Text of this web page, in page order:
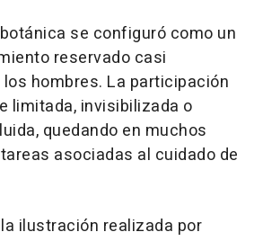
se configuró como un
reservado casi
hombres. La participación
limitada, invisibilizada o
quedando en muchos
asociadas al cuidado de
ilustración realizada por